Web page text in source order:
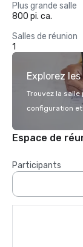
Plus grande salle
800 pi. ca.
Salles de réunion
1
Explorez
Trouvez la
configuration
Espace de
Participants